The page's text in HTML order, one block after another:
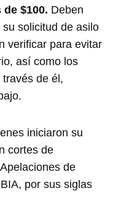
$100. Deben
solicitud de asilo
verificar para evitar
así como los
de él,
iniciaron su
cortes de
de
por sus siglas